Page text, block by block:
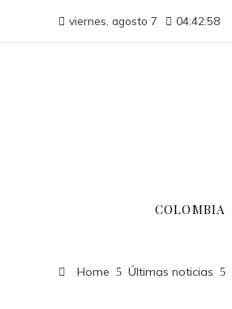
viernes, agosto 7 04:42:59
COLOMBIA
Home Últimas noticias